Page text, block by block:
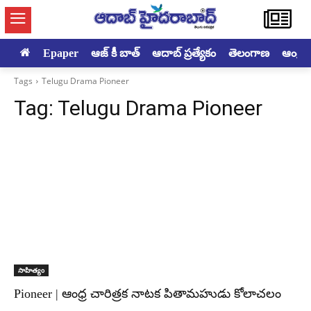
Epaper ఆజ్ కీ బాత్ ఆదాబ్ ప్రత్యేకం తెలంగాణ
Tags Telugu Drama Pioneer
Tag: Telugu Drama Pioneer
సాహిత్యం
Pioneer | ఆంధ్ర చారిత్రక నాటక పితామహుడు కోలాచలం